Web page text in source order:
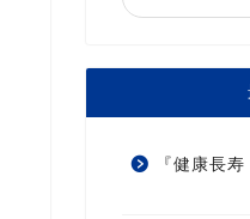
『健康長